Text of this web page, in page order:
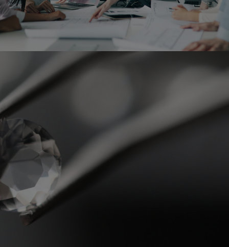
Le conseil haute définition,
c'est ici.
Un besoin, une question, un conseil ?
Contactez-nous !
Nos experts se feront un plaisir de vous